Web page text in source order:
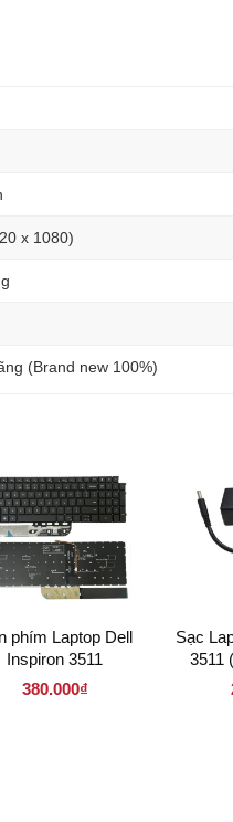
x 1080)
(Brand new 100%)
phím Laptop Dell
Inspiron 3511
380.000₫
Sạc
3511